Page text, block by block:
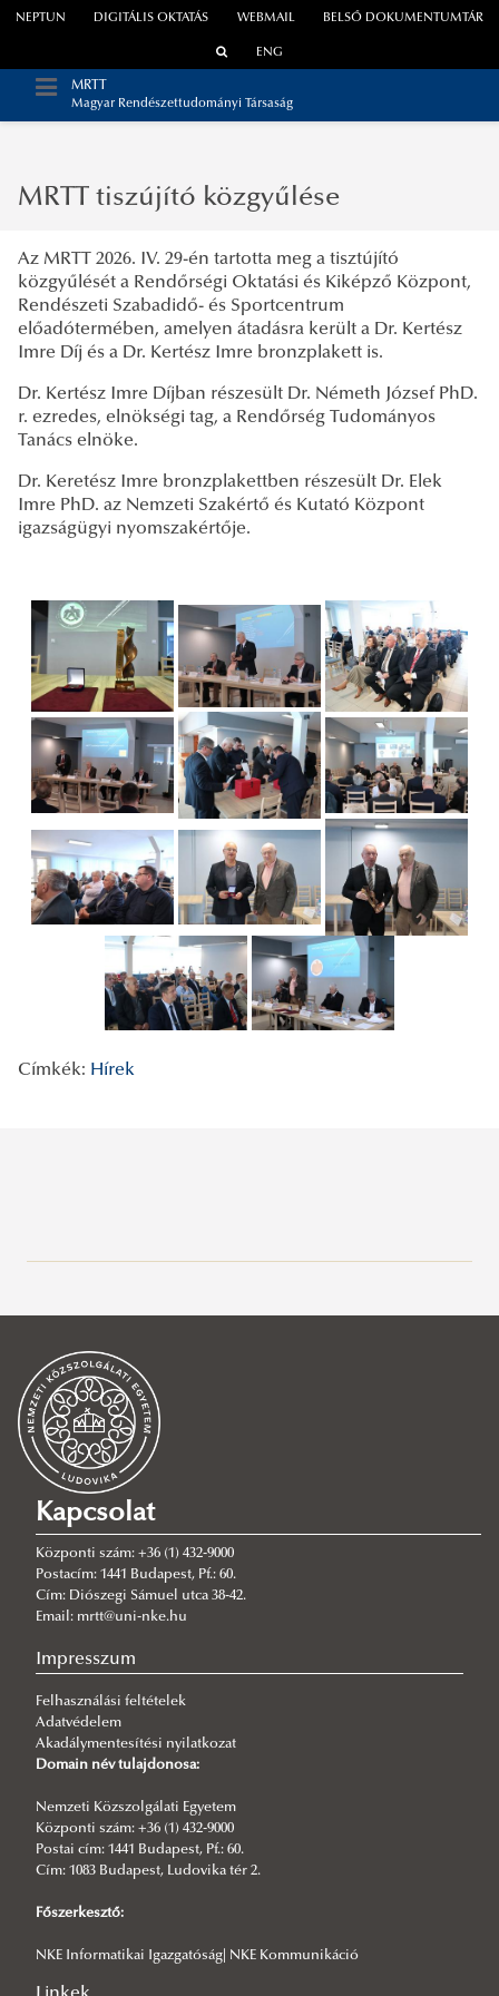
WEBMAIL
NEPTUN DIGITÁLIS OKTATÁS BELSŐ DOKUMENTUMTÁR
ENG
MRTT
Magyar Rendészettudományi Társaság
25 éves jubileumát ünnepelte a Szent László napi
rendészettudományi konferencia
2026/06/16
Rendőrség Tudományos Tanácsának pályázati felhívása 2026
2026/06/07
A RENDÉSZETTUDOMÁNY MŰVELÉSE – 25 ÉVES A SZENT LÁSZLÓ
NAPI KONFERENCIA
2026/06/02
Prof. Dr. Korinek László köszöntése 80. születésnapja alkalmából
2026/05/12
2026/05/11
2026/05/01
MRTT tiszújító közgyűlése
BOLDOG HÚSVÉTI ÜNNEPEKET!
2026/03/26
Dr. Kertész Imre emlékkonferencia
MRTT tiszújító közgyűlése
Az MRTT 2026. IV. 29-én tartotta meg a tisztújító
közgyűlését a Rendőrségi Oktatási és Kiképző Központ,
Rendészeti Szabadidő- és Sportcentrum
előadótermében, amelyen átadásra került a Dr. Kertész
Imre Díj és a Dr. Kertész Imre bronzplakett is.
Dr. Kertész Imre Díjban részesült Dr. Németh József PhD.
r. ezredes, elnökségi tag, a Rendőrség Tudományos
Tanács elnöke.
Dr. Keretész Imre bronzplakettben részesült Dr. Elek
Imre PhD. az Nemzeti Szakértő és Kutató Központ
igazságügyi nyomszakértője.
Címkék: Hírek
Kapcsolat
Központi szám: +36 (1) 432-9000
Postacím: 1441 Budapest, Pf.: 60.
Cím: Diószegi Sámuel utca 38-42.
Email: mrtt@uni-nke.hu
Impresszum
Felhasználási feltételek
Adatvédelem
Akadálymentesítési nyilatkozat
Domain név tulajdonosa:
Nemzeti Közszolgálati Egyetem
Központi szám: +36 (1) 432-9000
Postai cím: 1441 Budapest, Pf.: 60.
Cím: 1083 Budapest, Ludovika tér 2.
Főszerkesztő:
NKE Informatikai Igazgatóság| NKE Kommunikáció